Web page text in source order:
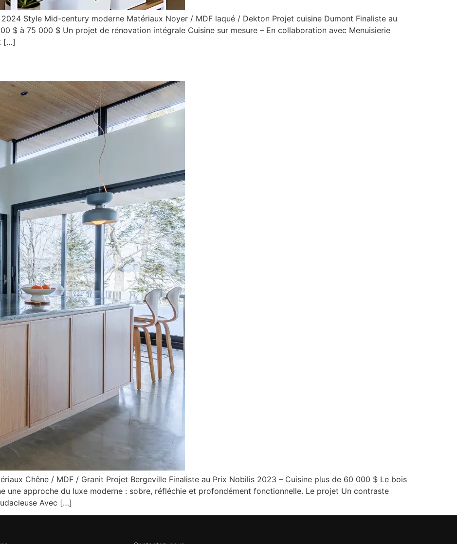
Style Mid-century moderne Matériaux Noyer / MDF laqué / Dekton Projet cuisine Dumont Finaliste au
$ à 75 000 $ Un projet de rénovation intégrale Cuisine sur mesure – En collaboration avec Menuisierie
[…]
Chêne / MDF / Granit Projet Bergeville Finaliste au Prix Nobilis 2023 – Cuisine plus de 60 000 $ Le bois
une approche du luxe moderne : sobre, réfléchie et profondément fonctionnelle. Le projet Un contraste
Avec […]